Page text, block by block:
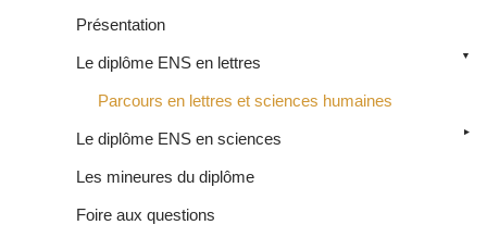
Présentation
Le diplôme ENS en lettres
Parcours en lettres et sciences humaines
Le diplôme ENS en sciences
Les mineures du diplôme
Foire aux questions